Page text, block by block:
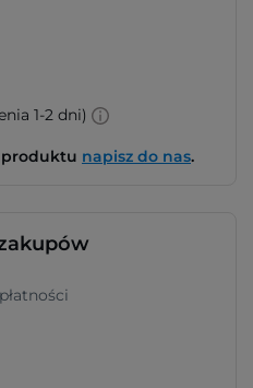
1-2 dni)
produktu napisz do nas.